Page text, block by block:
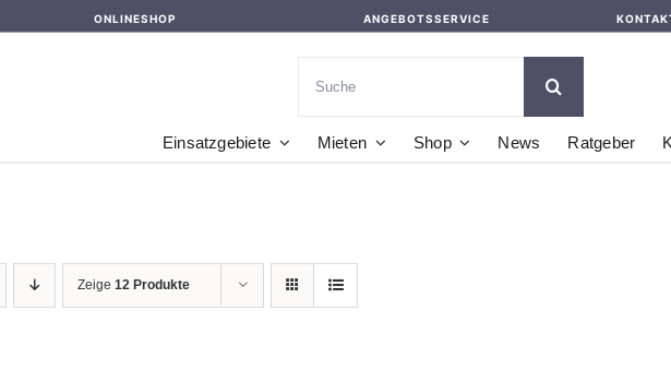
ONLINESHOP ANGEBOTSSERVICE
nach:
Einsatzgebiete Mieten Shop News Ratgeber
Zeige 12 Produkte